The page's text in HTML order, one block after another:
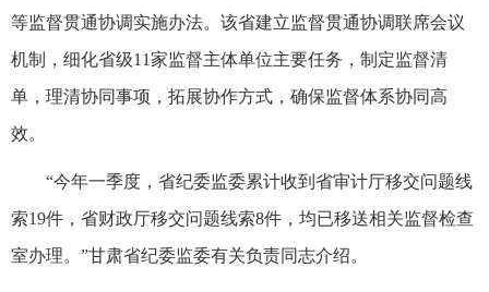
等监督贯通协调实施办法。该省建立监督贯通协调联席会议
机制，细化省级11家监督主体单位主要任务，制定监督清
单，理清协同事项，拓展协作方式，确保监督体系协同高
效。
“今年一季度，省纪委监委累计收到省审计厅移交问题线
索19件，省财政厅移交问题线索8件，均已移送相关监督检查
室办理。”甘肃省纪委监委有关负责同志介绍。